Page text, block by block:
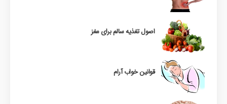
اصول تغذیه سالم برای مغز
قوانین خواب آرام